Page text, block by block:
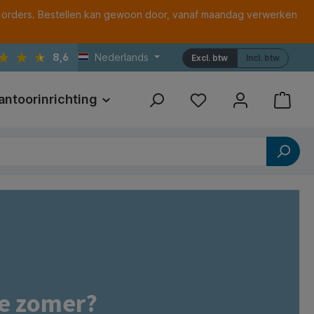
Bestellen kan gewoon door, vanaf maandag verwerken
8,6 Nederlands Incl. btw
Excl. btw
Print Referenties
zomer?